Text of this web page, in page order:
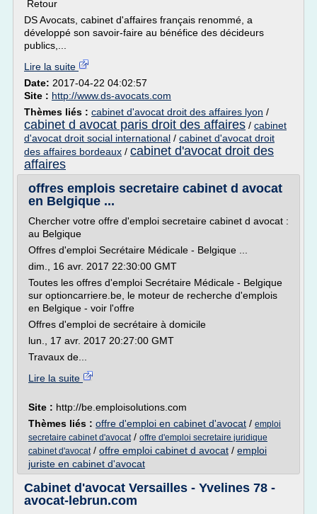
Retour
DS Avocats, cabinet d'affaires français renommé, a
développé son savoir-faire au bénéfice des décideurs
publics,...
Lire la suite
Date: 2017-04-22 04:02:57
Site : http://www.ds-avocats.com
Thèmes liés : cabinet d'avocat droit des affaires lyon /
cabinet d avocat paris droit des affaires / cabinet
d'avocat droit social international / cabinet d'avocat droit
des affaires bordeaux / cabinet d'avocat droit des
affaires
offres emplois secretaire cabinet d avocat
en Belgique ...
Chercher votre offre d'emploi secretaire cabinet d avocat :
au Belgique
Offres d'emploi Secrétaire Médicale - Belgique ...
dim., 16 avr. 2017 22:30:00 GMT
Toutes les offres d'emploi Secrétaire Médicale - Belgique
sur optioncarriere.be, le moteur de recherche d'emplois
en Belgique - voir l'offre
Offres d'emploi de secrétaire à domicile
lun., 17 avr. 2017 20:27:00 GMT
Travaux de...
Lire la suite
Site : http://be.emploisolutions.com
Thèmes liés : offre d'emploi en cabinet d'avocat / emploi
secretaire cabinet d'avocat/ offre d'emploi secretaire juridique
cabinet d'avocat/ offre emploi cabinet d avocat / emploi
juriste en cabinet d'avocat
Cabinet d'avocat Versailles - Yvelines 78 -
avocat-lebrun.com